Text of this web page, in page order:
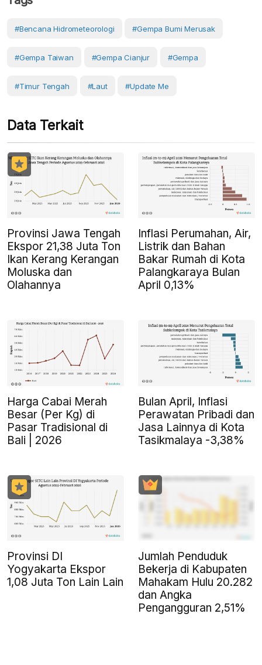
#bencana Hidrometeorologi #gempa Bumi Merusak
#gempa Taiwan #gempa Cianjur #gempa
#Timur Tengah #Laut #Update Me
Data Terkait
Provinsi Jawa Tengah
Ekspor 21,38 Juta Ton
Ikan Kerang Kerangan
Moluska dan
Olahannya
Inflasi Perumahan, Air,
Listrik dan Bahan
Bakar Rumah di Kota
Palangkaraya Bulan
April 0,13%
Harga Cabai Merah
Besar (Per Kg) di
Pasar Tradisional di
Bali | 2026
Bulan April, Inflasi
Perawatan Pribadi dan
Jasa Lainnya di Kota
Tasikmalaya -3,38%
Provinsi DI
Yogyakarta Ekspor
1,08 Juta Ton Lain Lain
Jumlah Penduduk
Bekerja di Kabupaten
Mahakam Hulu 20.282
dan Angka
Pengangguran 2,51%